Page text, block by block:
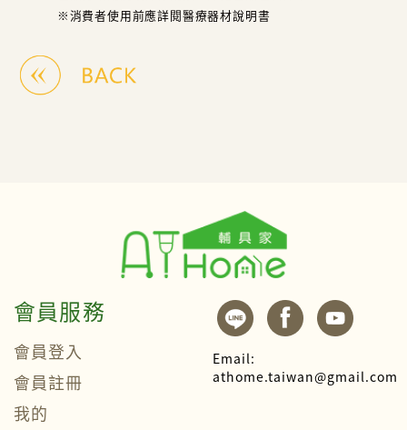
※消費者使用前應詳閱醫療器材說明書
會員服務
會員登入
會員註冊
我的
Email:
athome.taiwan@gmail.com